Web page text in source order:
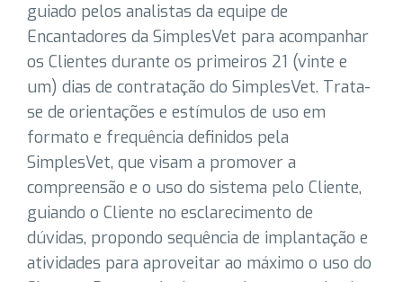
guiado pelos analistas da equipe de
Encantadores da SimplesVet para acompanhar
os Clientes durante os primeiros 21 (vinte e
um) dias de contratação do SimplesVet. Trata-
se de orientações e estímulos de uso em
formato e frequência definidos pela
SimplesVet, que visam a promover a
compreensão e o uso do sistema pelo Cliente,
guiando o Cliente no esclarecimento de
dúvidas, propondo sequência de implantação e
atividades para aproveitar ao máximo o uso do